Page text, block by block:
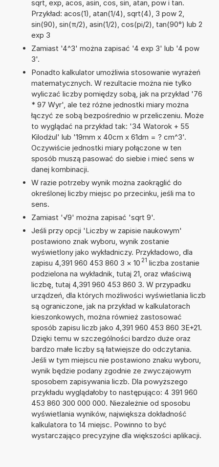
sqrt, exp, acos, asin, cos, sin, atan, pow i tan.
Przykład: acos(1), atan(1/4), sqrt(4), 3 pow 2,
sin(90), sin(π/2), asin(1/2), cos(pi/2), tan(90°) lub 2
exp 3
Zamiast '4^3' można zapisać '4 exp 3' lub '4 pow
3'.
Ponadto kalkulator umożliwia stosowanie wyrażeń
matematycznych. W rezultacie można nie tylko
wyliczać liczby pomiędzy sobą, jak na przykład '76
* 97 Wyr', ale też różne jednostki miary można
łączyć ze sobą bezpośrednio w przeliczeniu. Może
to wyglądać na przykład tak: '34 Watorok + 55
Kilodżul' lub '19mm x 40cm x 61dm = ? cm^3'.
Oczywiście jednostki miary połączone w ten
sposób muszą pasować do siebie i mieć sens w
danej kombinacji.
W razie potrzeby wynik można zaokrąglić do
określonej liczby miejsc po przecinku, jeśli ma to
sens.
Zamiast '√9' można zapisać 'sqrt 9'.
Jeśli przy opcji 'Liczby w zapisie naukowym'
postawiono znak wyboru, wynik zostanie
wyświetlony jako wykładniczy. Przykładowo, dla
zapisu 4,391 960 453 860 3 × 10 21 liczba zostanie
podzielona na wykładnik, tutaj 21, oraz właściwą
liczbę, tutaj 4,391 960 453 860 3. W przypadku
urządzeń, dla których możliwości wyświetlania liczb
są ograniczone, jak na przykład w kalkulatorach
kieszonkowych, można również zastosować
sposób zapisu liczb jako 4,391 960 453 860 3E+21.
Dzięki temu w szczególności bardzo duże oraz
bardzo małe liczby są łatwiejsze do odczytania.
Jeśli w tym miejscu nie postawiono znaku wyboru,
wynik będzie podany zgodnie ze zwyczajowym
sposobem zapisywania liczb. Dla powyższego
przykładu wyglądałoby to następująco: 4 391 960
453 860 300 000 000. Niezależnie od sposobu
wyświetlania wyników, największa dokładność
kalkulatora to 14 miejsc. Powinno to być
wystarczająco precyzyjne dla większości aplikacji.